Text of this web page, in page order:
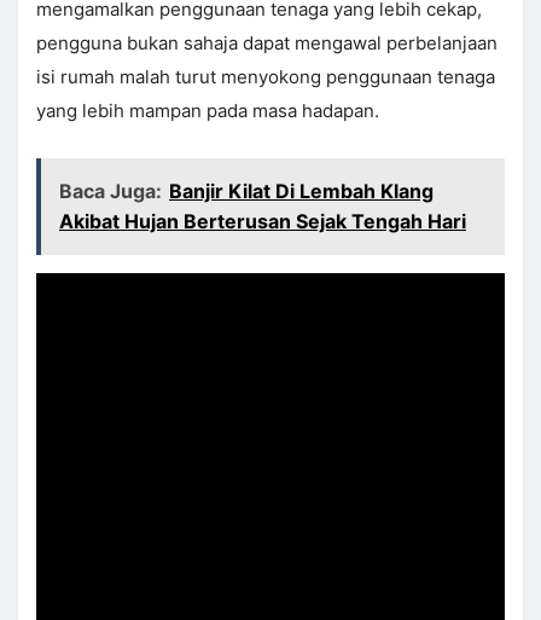
mengamalkan penggunaan tenaga yang lebih cekap,
pengguna bukan sahaja dapat mengawal perbelanjaan
isi rumah malah turut menyokong penggunaan tenaga
yang lebih mampan pada masa hadapan.
Baca Juga: Banjir Kilat Di Lembah Klang
Akibat Hujan Berterusan Sejak Tengah Hari